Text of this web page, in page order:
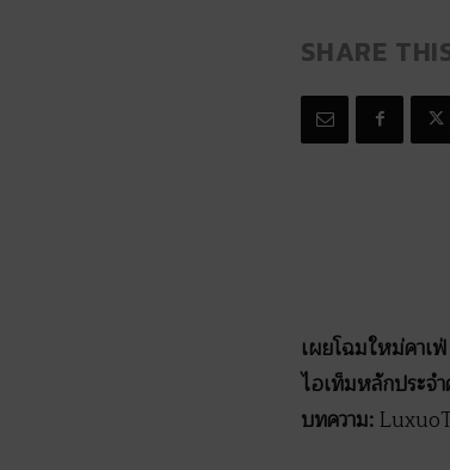
SHARE
เผยโฉมใหม่คา
ไอเท็มหลักประจ
บทความ: